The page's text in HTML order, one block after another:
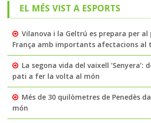
EL MÉS VIST A ESPORTS
Vilanova i la Geltrú es prepara per al
França amb importants afectacions al
La segona vida del vaixell ‘Senyera’:
pati a fer la volta al món
Més de 30 quilòmetres de Penedès
món